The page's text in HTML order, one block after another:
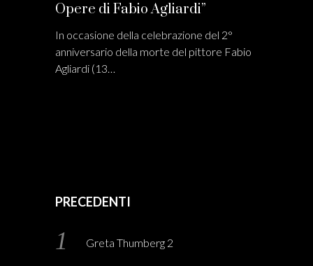
Opere di Fabio Agliardi”
In occasione della celebrazione del 2°
anniversario della morte del pittore Fabio
Agliardi (13…
PRECEDENTI
Greta Thumberg 2